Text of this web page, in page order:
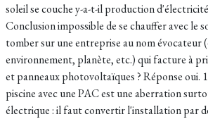
soleil se couche y-a-t-il production
Conclusion impossible de se chauffer avec le
tomber sur une entreprise au nom évocateur
environnement, planète, etc.) qui facture à
et panneaux photovoltaïques ? Réponse oui.
piscine avec une PAC est une aberration
électrique : il faut convertir l'installation par